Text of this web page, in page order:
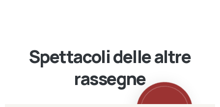
Spettacoli delle altre
rassegne